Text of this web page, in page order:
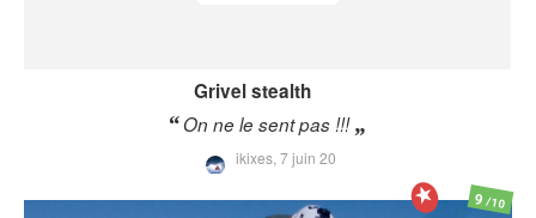
Grivelstealth
On ne le sent pas !!!
ikixes, 7 juin 20
9/10